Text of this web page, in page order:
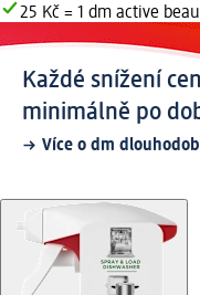
25 Kč = 1 dm active
Každé snížení
minimálně po
Více o dm